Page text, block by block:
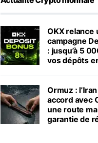
OKX relance
campagne
: jusqu’à 5
vos dépôts
Ormuz :
accord avec
une route
garantie de